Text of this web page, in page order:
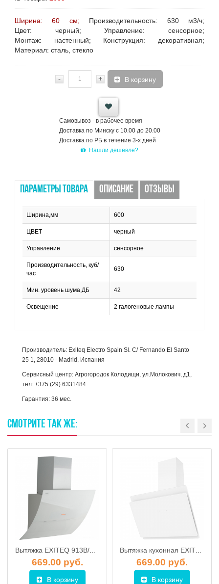
Ширина: 60 см; Производительность: 630 м3/ч;
Цвет: черный;Управление: сенсорное;
Монтаж: настенный; Конструкция: декоративная;
Материал: сталь, стекло
- + В корзину
Самовывоз - в рабочее время
Доставка по Минску с 10.00 до 20.00
Доставка по РБ в течение 3-х дней
Нашли дешевле?
ПАРАМЕТРЫ ТОВАРА ОПИСАНИЕ ОТЗЫВЫ
Ширина,мм 600
ЦВЕТ черный
Управление сенсорное
Производительность, куб/
час
630
Мин. уровень шума,ДБ 42
Освещение 2 галогеновые лампы
Производитель: Exiteq Electro Spain Sl. C/ Fernando El Santo
25 1, 28010 - Madrid, Испания
Сервисный центр: Агрогородок Колодищи, ул.Молокович, д1,
тел: +375 (29) 6331484
Гарантия: 36 мес.
СМОТРИТЕ ТАКЖЕ:
Вытяжка EXITEQ 913B/CS40 белое стекло 60см
669.00 руб.
В корзину
Вытяжка кухонная EXITEQ EX-1126 white (60см)
669.00 руб.
В корзину